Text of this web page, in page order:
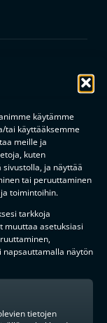
käytämme
tai käyttääksemme
meille ja
kuten
ja näyttää
tai peruuttaminen
toimintoihin.
tarkkoja
muuttaa asetuksiasi
napsauttamalla näytön
tietojen